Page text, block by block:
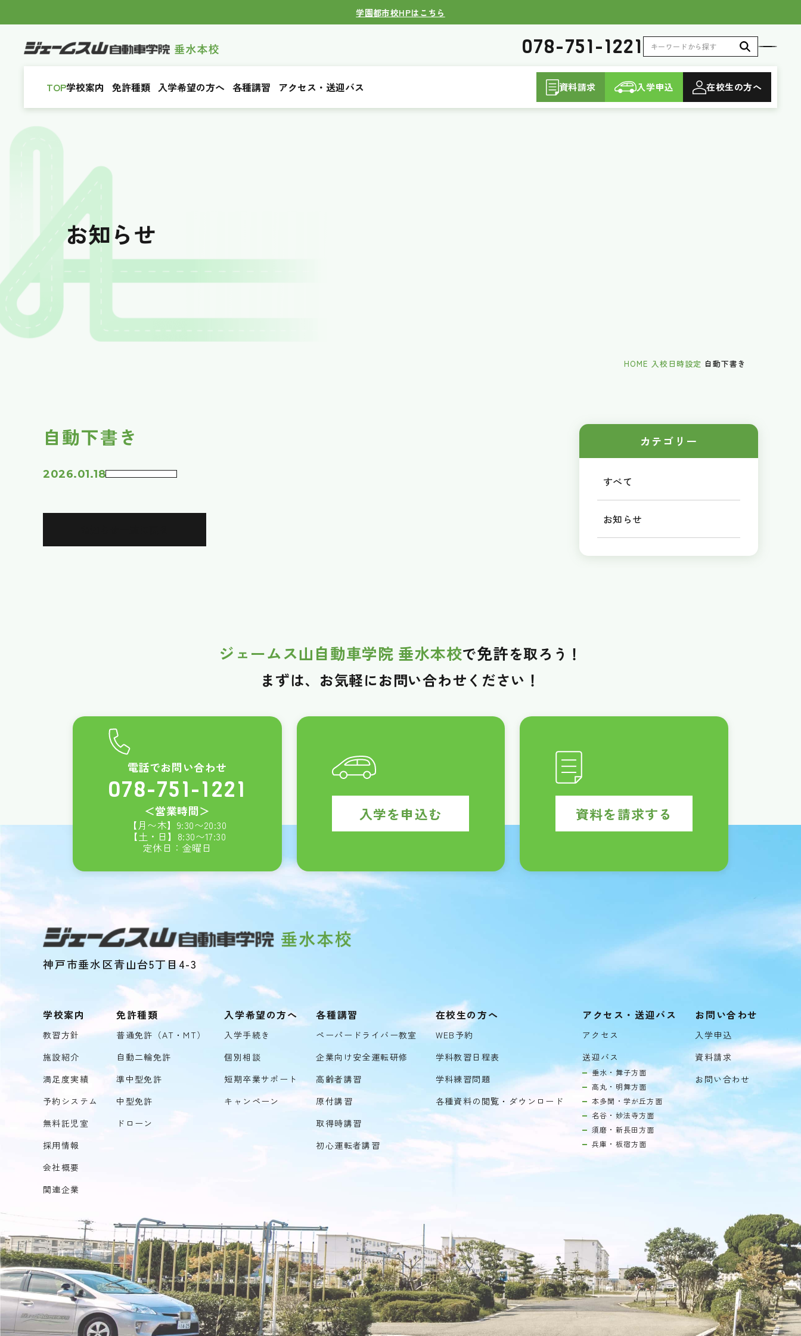
学園都市校HPはこちら
078-751-1221
TOP学校案内 免許種類 入学希望の方へ 各種講習 アクセス・送迎バス 資料請求 入学申込 在校生の方へ
お知らせ
HOME 入校日時設定 自動下書き
自動下書き
2026.01.18
カテゴリー
すべて
お知らせ
ジェームス山自動車学院 垂水本校で免許を取ろう！
まずは、お気軽にお問い合わせください！
電話でお問い合わせ
078-751-1221
＜営業時間＞
【月〜木】 9:30〜20:30
【土・日】 8:30〜17:30
定休日：金曜日
入学を申込む 資料を請求する
神戸市垂水区青山台5丁目4-3
学校案内
教習方針
施設紹介
満足度実績
予約システム
無料託児室
採用情報
会社概要
関連企業
免許種類
普通免許（AT・MT）
自動二輪免許
準中型免許
中型免許
ドローン
入学希望の方へ
入学手続き
個別相談
短期卒業サポート
キャンペーン
各種講習
ペーパードライバー教室
企業向け安全運転研修
高齢者講習
原付講習
取得時講習
初心運転者講習
在校生の方へ
WEB予約
学科教習日程表
学科練習問題
各種資料の閲覧・ダウンロード
アクセス・送迎バス
アクセス
送迎バス
垂水・舞子方面
高丸・明舞方面
本多聞・学が丘方面
名谷・妙法寺方面
須磨・新長田方面
兵庫・板宿方面
お問い合わせ
入学申込
資料請求
お問い合わせ